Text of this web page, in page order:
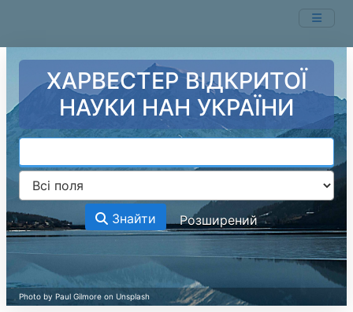
ХАРВЕСТЕР ВІДКРИТОЇ
НАУКИ НАН УКРАЇНИ
Знайти Розширений